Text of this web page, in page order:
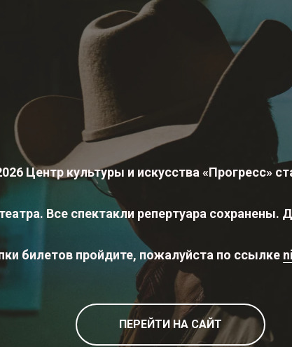
Центр культуры и искусства «Прогресс»
Все спектакли репертуара
билетов пройдите, пожалуйста по ссылке
ПЕРЕЙТИ НА САЙТ